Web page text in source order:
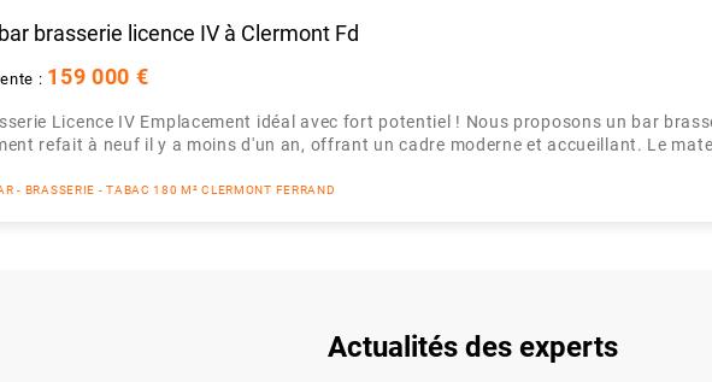
brasserie licence IV à Clermont Fd
: 159 000 €
Licence IV Emplacement idéal avec fort potentiel ! Nous proposons un bar
refait à neuf il y a moins d'un an, offrant un cadre moderne et accueillant. Le
- BRASSERIE - TABAC 180 M² CLERMONT FERRAND
Actualités des experts